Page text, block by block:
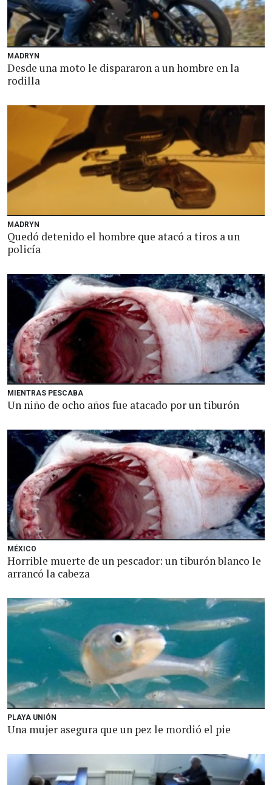
MADRYN
Desde una moto le dispararon a un hombre en la
rodilla
MADRYN
Quedó detenido el hombre que atacó a tiros a un
policía
MIENTRAS PESCABA
Un niño de ocho años fue atacado por un tiburón
MÉXICO
Horrible muerte de un pescador: un tiburón blanco le
arrancó la cabeza
PLAYA UNIÓN
Una mujer asegura que un pez le mordió el pie